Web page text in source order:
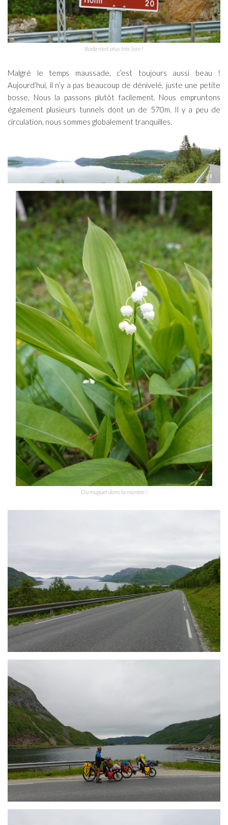
Bodø n’est plus très loin !
Malgré le temps maussade, c’est toujours aussi beau !
Aujourd’hui, il n’y a pas beaucoup de dénivelé, juste une petite
bosse. Nous la passons plutôt facilement. Nous empruntons
également plusieurs tunnels dont un de 570m. Il y a peu de
circulation, nous sommes globalement tranquilles.
Du muguet dans la montée !